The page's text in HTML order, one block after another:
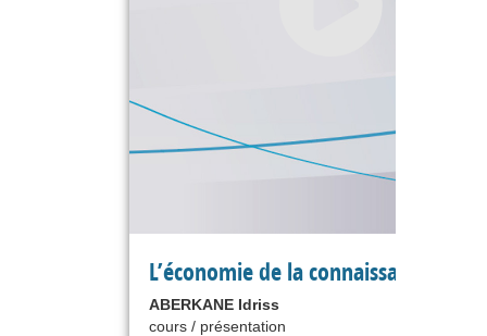
L’économie de la connaissance
ABERKANE Idriss
cours / présentation